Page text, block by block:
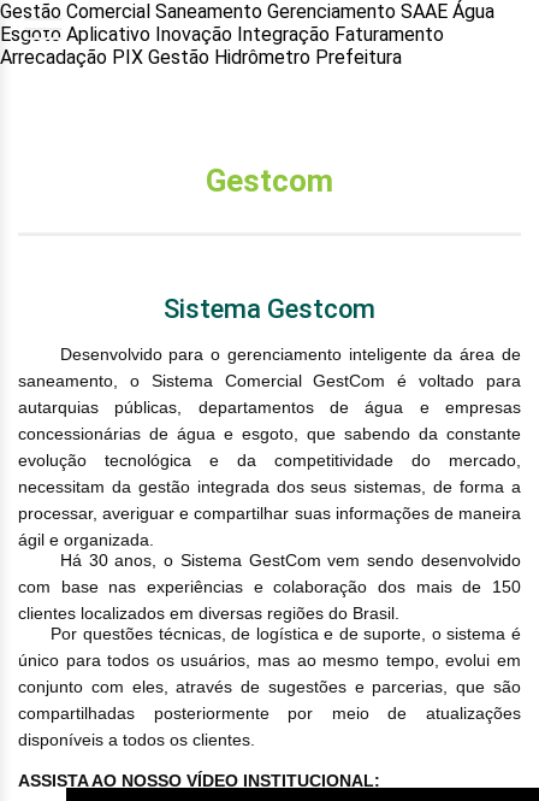
Gestão Comercial Saneamento Gerenciamento SAAE Água
Esgoto Aplicativo Inovação Integração Faturamento
Arrecadação PIX Gestão Hidrômetro Prefeitura
Gestcom
Sistema Gestcom
Desenvolvido para o gerenciamento inteligente da área de
saneamento, o Sistema Comercial GestCom é voltado para
autarquias públicas, departamentos de água e empresas
concessionárias de água e esgoto, que sabendo da constante
evolução tecnológica e da competitividade do mercado,
necessitam da gestão integrada dos seus sistemas, de forma a
processar, averiguar e compartilhar suas informações de maneira
ágil e organizada.
Há 30 anos, o Sistema GestCom vem sendo desenvolvido
com base nas experiências e colaboração dos mais de 150
clientes localizados em diversas regiões do Brasil.
Por questões técnicas, de logística e de suporte, o sistema é
único para todos os usuários, mas ao mesmo tempo, evolui em
conjunto com eles, através de sugestões e parcerias, que são
compartilhadas posteriormente por meio de atualizações
disponíveis a todos os clientes.
ASSISTA AO NOSSO VÍDEO INSTITUCIONAL: